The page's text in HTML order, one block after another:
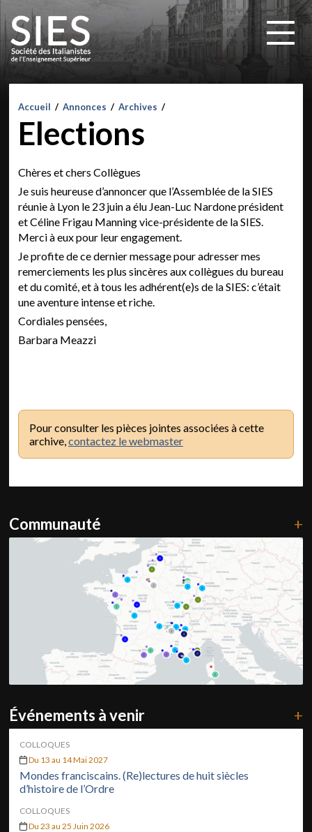
Accueil / Annonces / Archives /
Elections
Chères et chers Collègues
Je suis heureuse d’annoncer que l’Assemblée de la SIES
réunie à Lyon le 23 juin a élu Jean-Luc Nardone président
et Céline Frigau Manning vice-présidente de la SIES.
Merci à eux pour leur engagement.
Je profite de ce dernier message pour adresser mes
remerciements les plus sincères aux collègues du bureau
et du comité, et à tous les adhérent(e)s de la SIES: c’était
une aventure intense et riche.
Cordiales pensées,
Barbara Meazzi
Pour consulter les pièces jointes associées à cette
archive,contactez le webmaster
Communauté +
Événements à venir +
COLLOQUES
Du 13 au 14 Mai 2027
Mondes franciscains. (Re)lectures de huit siècles
d’histoire de l’Ordre
COLLOQUES
Du 23 au 25 Juin 2026